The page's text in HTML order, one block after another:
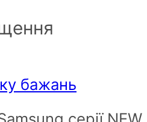
бажань